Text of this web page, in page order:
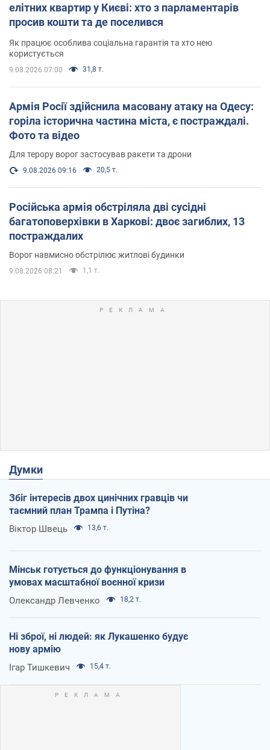
елітних квартир у Києві: хто з парламентарів
просив кошти та де поселився
Як працює особлива соціальна гарантія та хто нею
користується
9.08.2026 07:00 31,8 т.
Армія Росії здійснила масовану атаку на Одесу:
горіла історична частина міста, є постраждалі.
Фото та відео
Для терору ворог застосував ракети та дрони
9.08.2026 09:16 20,5 т.
Російська армія обстріляла дві сусідні
багатоповерхівки в Харкові: двоє загиблих, 13
постраждалих
Ворог навмисно обстрілює житлові будинки
9.08.2026 08:21 1,1 т.
Думки
Збіг інтересів двох цинічних гравців чи
таємний план Трампа і Путіна?
Віктор Швець 13,6 т.
Мінськ готується до функціонування в
умовах масштабної воєнної кризи
Олександр Левченко 18,2 т.
Ні зброї, ні людей: як Лукашенко будує
нову армію
Ігар Тишкевич 15,4 т.